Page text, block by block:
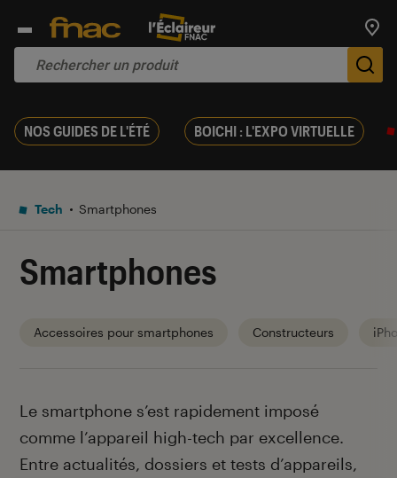
NOS GUIDES DE L'ÉTÉ BOICHI : L'EXPO VIRTUELLE
Tech Smartphones
Smartphones
Accessoires pour smartphones Constructeurs
Introduction
Le smartphone s’est rapidement imposé
comme l’appareil high-tech par excellence.
Entre actualités, dossiers et tests d’appareils,